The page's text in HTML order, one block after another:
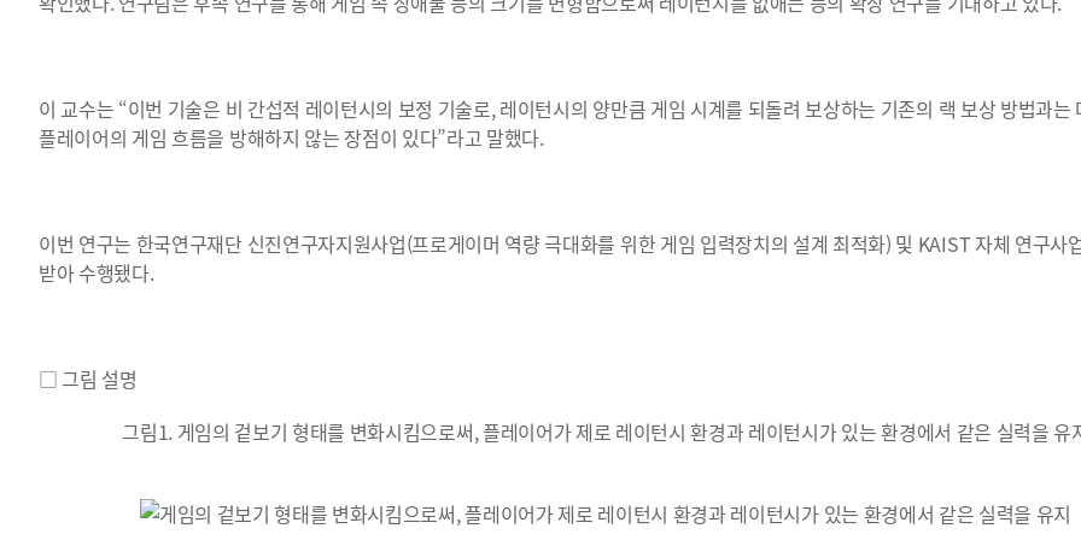
이 교수는 “이번 기술은 비 간섭적 레이턴시의 보정 기술로, 레이턴시의 양만큼 게임 시계를 되돌려 보상하는 기존의 랙 보상 방법과는
플레이어의 게임 흐름을 방해하지 않는 장점이 있다”라고 말했다.
이번 연구는 한국연구재단 신진연구자지원사업(프로게이머 역량 극대화를 위한 게임 입력장치의 설계 최적화) 및 KAIST 자체 연구사
받아 수행됐다.
□ 그림 설명
그림1. 게임의 겉보기 형태를 변화시킴으로써, 플레이어가 제로 레이턴시 환경과 레이턴시가 있는 환경에서 같은 실력을 유